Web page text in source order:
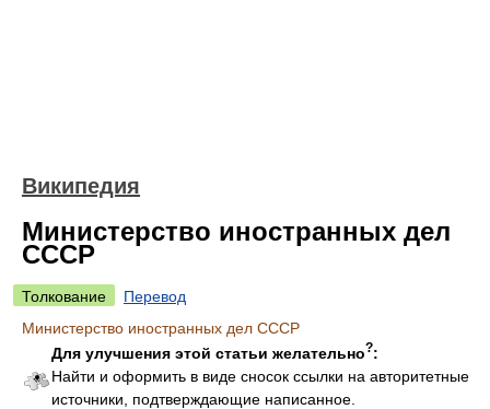
Википедия
Министерство иностранных дел
СССР
Толкование
Перевод
Министерство иностранных дел СССР
Для улучшения этой статьи желательно?:
Найти и оформить в виде сносок ссылки на авторитетные
источники, подтверждающие написанное.